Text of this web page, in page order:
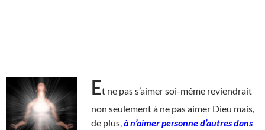
Et ne pas s’aimer soi-même reviendrait
non seulement à ne pas aimer Dieu mais,
de plus, à n’aimer personne d’autres dans